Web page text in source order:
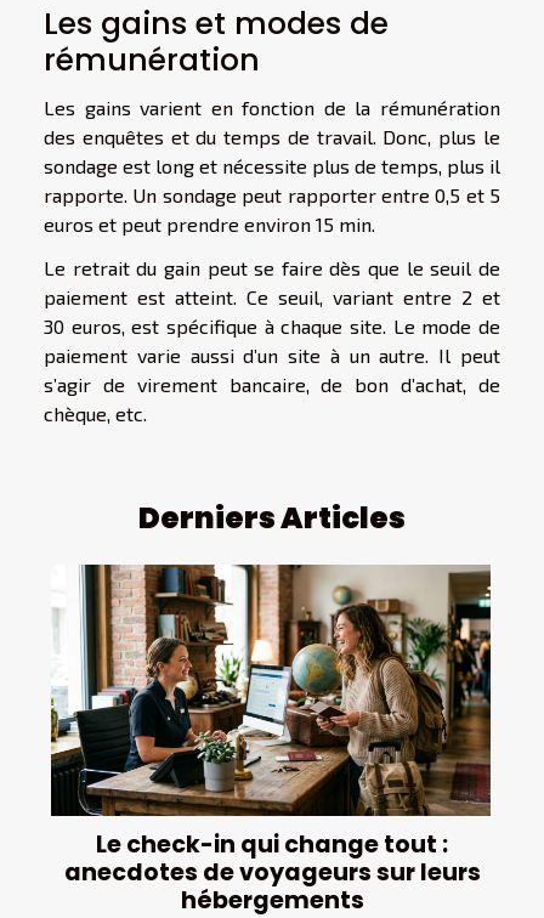
Les gains et modes de
rémunération
Les gains varient en fonction de la rémunération
des enquêtes et du temps de travail. Donc, plus le
sondage est long et nécessite plus de temps, plus il
rapporte. Un sondage peut rapporter entre 0,5 et 5
euros et peut prendre environ 15 min.
Le retrait du gain peut se faire dès que le seuil de
paiement est atteint. Ce seuil, variant entre 2 et
30 euros, est spécifique à chaque site. Le mode de
paiement varie aussi d’un site à un autre. Il peut
s’agir de virement bancaire, de bon d’achat, de
chèque, etc.
Derniers Articles
Le check-in qui change tout :
anecdotes de voyageurs sur leurs
hébergements